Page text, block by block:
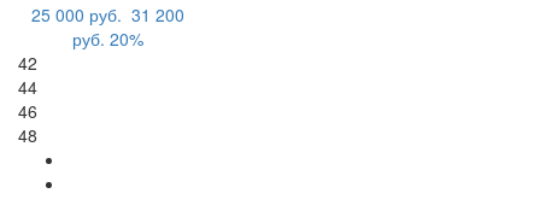
25 000 руб. 31 200
руб. 20%
42
44
46
48